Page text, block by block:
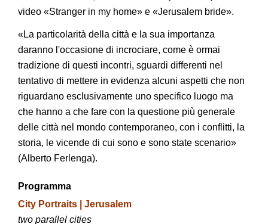
video «Stranger in my home» e «Jerusalem bride».
«La particolarità della città e la sua importanza
daranno l'occasione di incrociare, come è ormai
tradizione di questi incontri, sguardi differenti nel
tentativo di mettere in evidenza alcuni aspetti che non
riguardano esclusivamente uno specifico luogo ma
che hanno a che fare con la questione più generale
delle città nel mondo contemporaneo, con i conflitti, la
storia, le vicende di cui sono e sono state scenario»
(Alberto Ferlenga).
Programma
City Portraits | Jerusalem
two parallel cities